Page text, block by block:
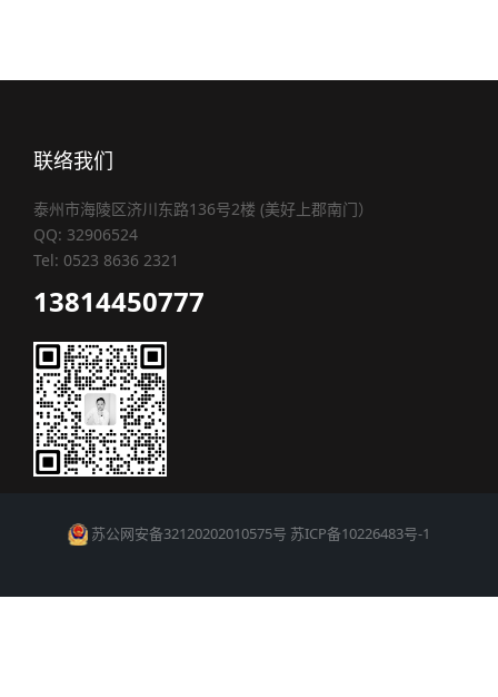
联络我们
泰州市海陵区济川东路136号2楼 (美好上郡南门）
QQ: 32906524
Tel: 0523 8636 2321
13814450777
苏公网安备32120202010575号 苏ICP备10226483号-1